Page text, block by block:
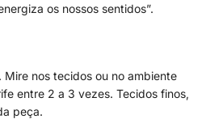
os nossos sentidos”.
nos tecidos ou no ambiente
entre 2 a 3 vezes. Tecidos finos,
peça.